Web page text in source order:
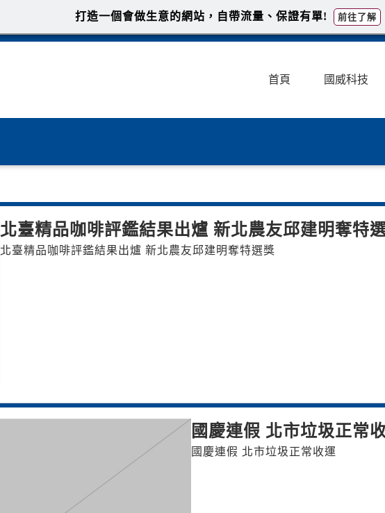
首頁 國威科技
北臺精品咖啡評鑑結果出爐 新北農友邱建明奪特
北臺精品咖啡評鑑結果出爐 新北農友邱建明奪特選獎
國慶連假 北市垃圾正常
國慶連假 北市垃圾正常收運
打造一個會做生意的網站，自帶流量、保證有單! 前往了解